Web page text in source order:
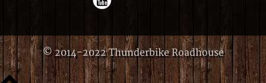
© 2014-2022 Thunderbike Roadhouse